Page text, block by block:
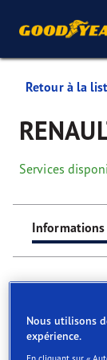
Retour à la
Services
Find your
Nous utilisons
expérience.